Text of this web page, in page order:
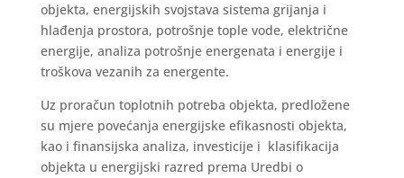
objekta, energijskih svojstava sistema grijanja i
hlađenja prostora, potrošnje tople vode, električne
energije, analiza potrošnje energenata i energije i
troškova vezanih za energente.
Uz proračun toplotnih potreba objekta, predložene
su mjere povećanja energijske efikasnosti objekta,
kao i finansijska analiza, investicije i klasifikacija
objekta u energijski razred prema Uredbi o